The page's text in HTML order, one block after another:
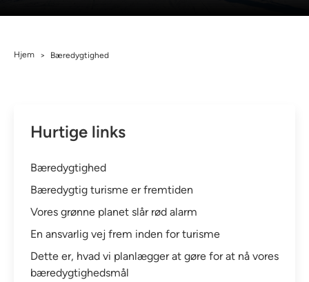
Hjem > Bæredygtighed
Hurtige links
Bæredygtighed
Bæredygtig turisme er fremtiden
Vores grønne planet slår rød alarm
En ansvarlig vej frem inden for turisme
Dette er, hvad vi planlægger at gøre for at nå vores
bæredygtighedsmål